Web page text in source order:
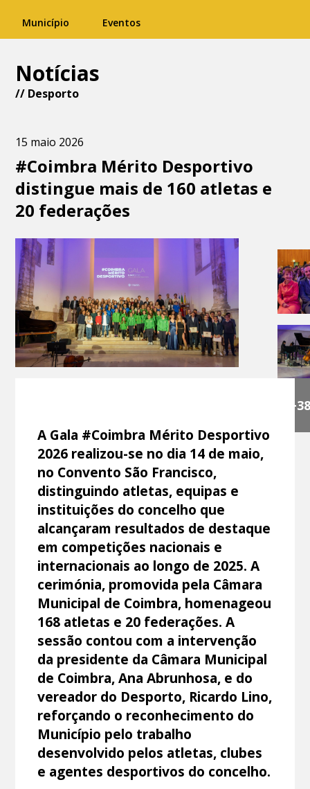
Município Eventos
Notícias
// Desporto
15 maio 2026
#Coimbra Mérito Desportivo
distingue mais de 160 atletas e
20 federações
+38
A Gala #Coimbra Mérito Desportivo
2026 realizou-se no dia 14 de maio,
no Convento São Francisco,
distinguindo atletas, equipas e
instituições do concelho que
alcançaram resultados de destaque
em competições nacionais e
internacionais ao longo de 2025. A
cerimónia, promovida pela Câmara
Municipal de Coimbra, homenageou
168 atletas e 20 federações. A
sessão contou com a intervenção
da presidente da Câmara Municipal
de Coimbra, Ana Abrunhosa, e do
vereador do Desporto, Ricardo Lino,
reforçando o reconhecimento do
Município pelo trabalho
desenvolvido pelos atletas, clubes
e agentes desportivos do concelho.